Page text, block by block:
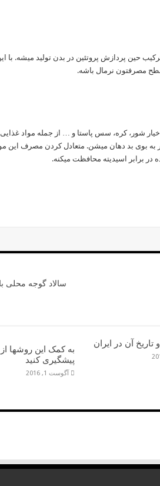
حین پردازش پروتئین در بدن تولید میشه. با
مصرفتون نرمال باشه.
شور، کره، سس پاستا و … از جمله مواد
به بوی بد دهان میشن. متعادل کردن مصرف این
در برابر اسیدیته محافظت میکنه.
سالاد گوجه محلی
تاریخ آن در ایران
به کمک این روشها
پیشگیری کنید
آگوست 1, 2016